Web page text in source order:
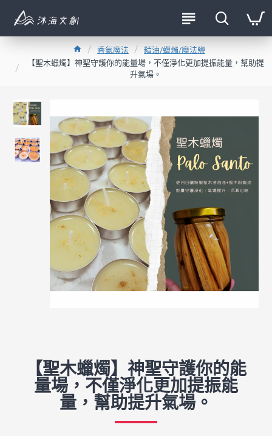
香氣魔法
精油/蠟燭/魔法鹽
【聖木蠟燭】神聖守護你的能量場，不僅淨化更加提振能量，幫助提
升氣場。
【聖木蠟燭】神聖守護你的能
量場，不僅淨化更加提振能
量，幫助提升氣場。